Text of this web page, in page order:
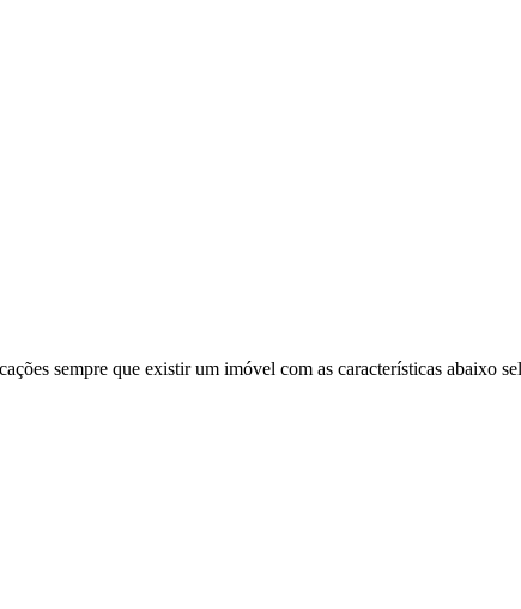
sempre que existir um imóvel com as características abaixo